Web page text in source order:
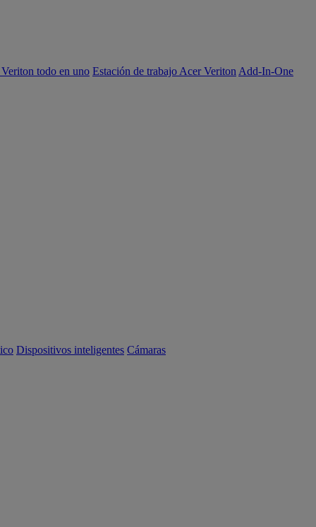
todo en uno Estación de trabajo Acer Veriton Add-In-One
Dispositivos inteligentes Cámaras